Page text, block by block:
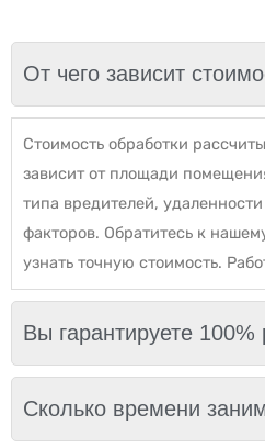
От чего зависит
Стоимость обработки
зависит от площади
типа вредителей,
факторов. Обратитесь к
узнать точную стоимость.
Вы гарантируете 100%
Сколько времени